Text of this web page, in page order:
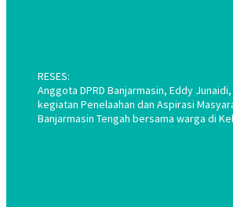
RESES:
Anggota DPRD Banjarmasin, Eddy
kegiatan Penelaahan dan Aspirasi
Banjarmasin Tengah bersama warga di